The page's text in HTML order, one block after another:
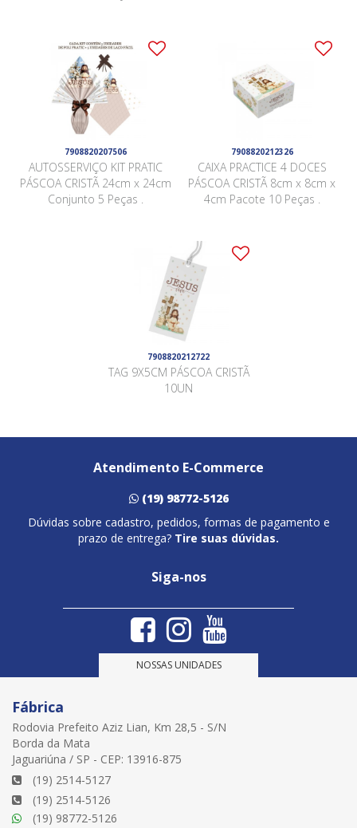
7908820207506
AUTOSSERVIÇO KIT PRATIC
PÁSCOA CRISTÃ 24cm x 24cm
Conjunto 5 Peças .
7908820212326
CAIXA PRACTICE 4 DOCES
PÁSCOA CRISTÃ 8cm x 8cm x
4cm Pacote 10 Peças .
7908820212722
TAG 9X5CM PÁSCOA CRISTÃ
10UN
Atendimento E-Commerce
(19) 98772-5126
Dúvidas sobre cadastro, pedidos, formas de pagamento e
prazo de entrega? Tire suas dúvidas.
Siga-nos
NOSSAS UNIDADES
Fábrica
Rodovia Prefeito Aziz Lian, Km 28,5 - S/N
Borda da Mata
Jaguariúna / SP - CEP: 13916-875
(19) 2514-5127
(19) 2514-5126
(19) 98772-5126